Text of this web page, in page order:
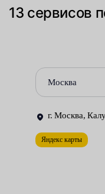
увеличению
веществ,
инжекторов позволяет
проблем, но и
13 сервисов
Москва
г. Москва,
Яндекс карты